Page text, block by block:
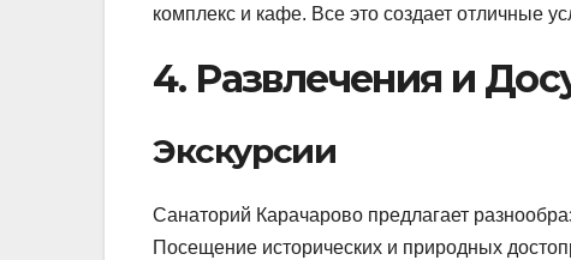
комплекс и кафе. Все это создает отличные
4. Развлечения и
Экскурсии
Санаторий Карачарово предлагает
Посещение исторических и природных